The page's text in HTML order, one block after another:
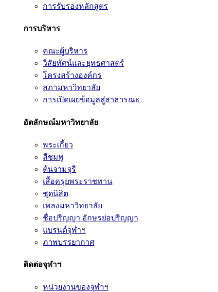
การรับรองหลักสูตร
การบริหาร
คณะผู้บริหาร
วิสัยทัศน์และยุทธศาสตร์
โครงสร้างองค์กร
สภามหาวิทยาลัย
การเปิดเผยข้อมูลสู่สาธารณะ
อัตลักษณ์มหาวิทยาลัย
พระเกี้ยว
สีชมพู
ต้นจามจุรี
เสื้อครุยพระราชทาน
ชุดนิสิต
เพลงมหาวิทยาลัย
ชื่อปริญญา อักษรย่อปริญญา
แบรนด์จุฬาฯ
ภาพบรรยากาศ
ติดต่อจุฬาฯ
หน่วยงานของจุฬาฯ